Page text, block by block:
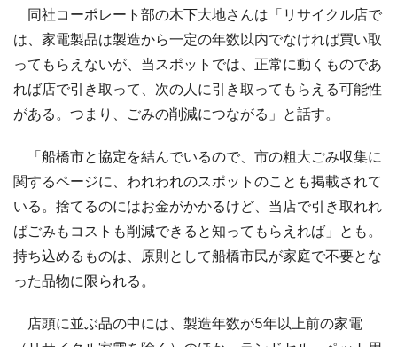
同社コーポレート部の木下大地さんは「リサイクル店で
は、家電製品は製造から一定の年数以内でなければ買い取
ってもらえないが、当スポットでは、正常に動くものであ
れば店で引き取って、次の人に引き取ってもらえる可能性
がある。つまり、ごみの削減につながる」と話す。
「船橋市と協定を結んでいるので、市の粗大ごみ収集に
関するページに、われわれのスポットのことも掲載されて
いる。捨てるのにはお金がかかるけど、当店で引き取れれ
ばごみもコストも削減できると知ってもらえれば」とも。
持ち込めるものは、原則として船橋市民が家庭で不要とな
った品物に限られる。
店頭に並ぶ品の中には、製造年数が5年以上前の家電